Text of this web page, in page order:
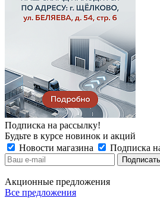
Подписка на рассылку!
Будьте в курсе новинок и акций
Новости магазина
Подписка
Акционные предложения
Все предложения